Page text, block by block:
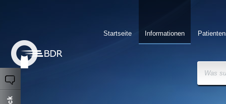
Informationen
Startseite
Was